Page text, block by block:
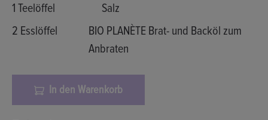
1 Teelöffel
Salz
2 Esslöffel
BIO PLANÈTE Brat- und Backöl zum
Anbraten
In den Warenkorb